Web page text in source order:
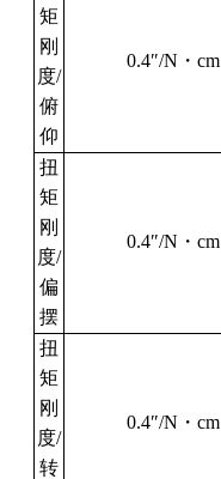
矩
刚
度/
俯
仰
0.4″/N ・cm
扭
矩
刚
度/
偏
摆
0.4″/N ・cm
扭
矩
刚
度/
转
0.4″/N ・cm